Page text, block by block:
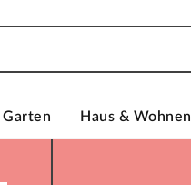
Garten Haus & Wohnen